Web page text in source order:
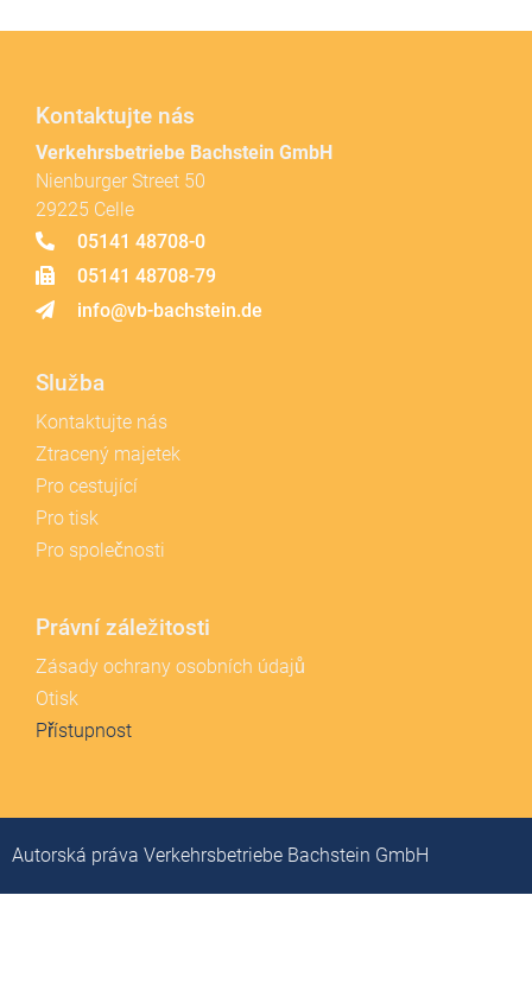
Kontaktujte nás
Verkehrsbetriebe Bachstein GmbH
Nienburger Street 50
29225 Celle
05141 48708-0
05141 48708-79
info@vb-bachstein.de
Služba
Kontaktujte nás
Ztracený majetek
Pro cestující
Pro tisk
Pro společnosti
Právní záležitosti
Zásady ochrany osobních údajů
Otisk
Přístupnost
Autorská práva Verkehrsbetriebe Bachstein GmbH